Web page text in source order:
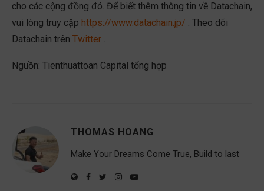
cho các cộng đồng đó. Để biết thêm thông tin về Datachain,
vui lòng truy cập https://www.datachain.jp/ . Theo dõi
Datachain trên Twitter .
Nguồn: Tienthuattoan Capital tổng hợp
THOMAS HOANG
Make Your Dreams Come True, Build to last